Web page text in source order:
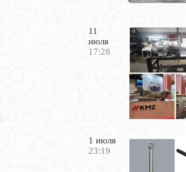
11
июля
17:28
1 июля
23:19